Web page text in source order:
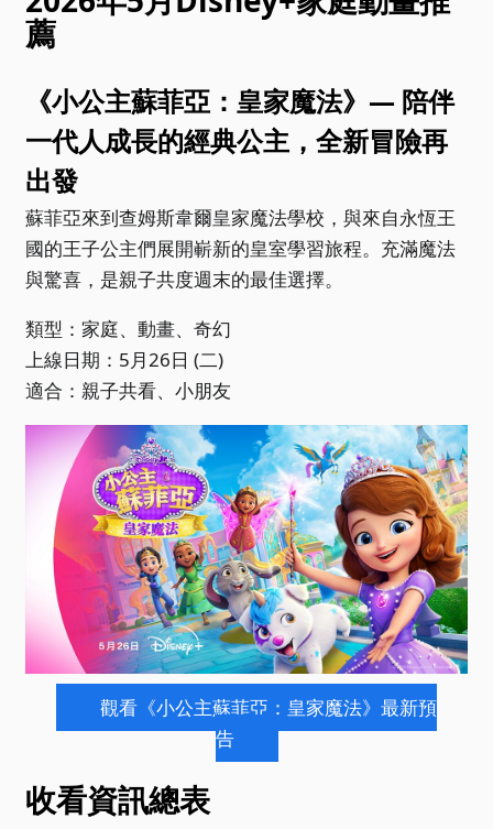
薦
《小公主蘇菲亞：皇家魔法》— 陪伴
一代人成長的經典公主，全新冒險再
出發
蘇菲亞來到查姆斯韋爾皇家魔法學校，與來自永恆王
國的王子公主們展開嶄新的皇室學習旅程。充滿魔法
與驚喜，是親子共度週末的最佳選擇。
類型：家庭、動畫、奇幻
上線日期：5月26日 (二)
適合：親子共看、小朋友
觀看《小公主蘇菲亞：皇家魔法》最新預
告
收看資訊總表